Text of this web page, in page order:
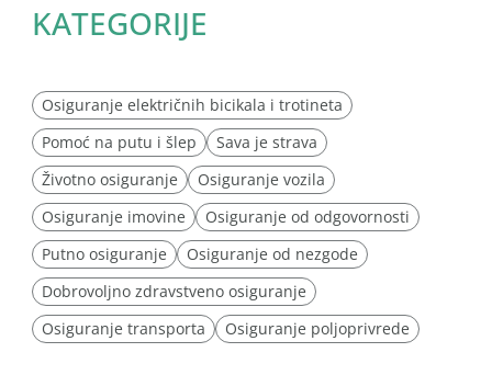
KATEGORIJE
Osiguranje električnih bicikala i trotineta
Pomoć na putu i šlep
Sava je strava
Životno osiguranje
Osiguranje vozila
Osiguranje imovine
Osiguranje od odgovornosti
Putno osiguranje
Osiguranje od nezgode
Dobrovoljno zdravstveno osiguranje
Osiguranje transporta
Osiguranje poljoprivrede